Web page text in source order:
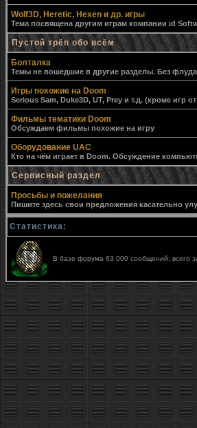
Wolf3D, Heretic, Hexen и др. игры
Тема посвящена другим играм компании id
Пустой трёп обо всём
Болталка
Темы не вошедшие в другие разделы. Без флуда
Игры похожие на Doom
Serious Sam, Duke3D, UT, Prey и т.д. (кроме игр
Фильмы тематики Doom
Обсуждаем фильмы похожие на игру
Оборудование UAC
Кто на чём играет в Doom. Обсуждение
Сервисный раздел
Просьбы и пожелания
Пишите здесь свои предложения касательно
Статистика:
В базе форума 63 000 сообщений, всего